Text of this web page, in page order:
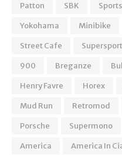
Patton
SBK
Yokohama
Minibike
Street Cafe
Supersport
900
Breganze
Henry Favre
Horex
Mud Run
Retromod
Porsche
Supermono
America
America In